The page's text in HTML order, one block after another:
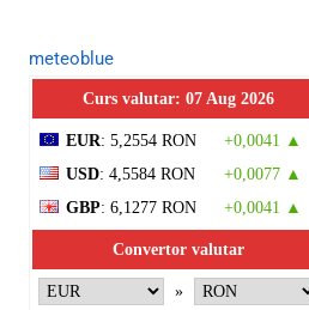
meteoblue
Curs valutar: 07 Aug 2026
EUR: 5,2554 RON
+0,0041 ▲
USD: 4,5584 RON
+0,0077 ▲
GBP: 6,1277 RON +0,0041 ▲
Convertor valutar
»